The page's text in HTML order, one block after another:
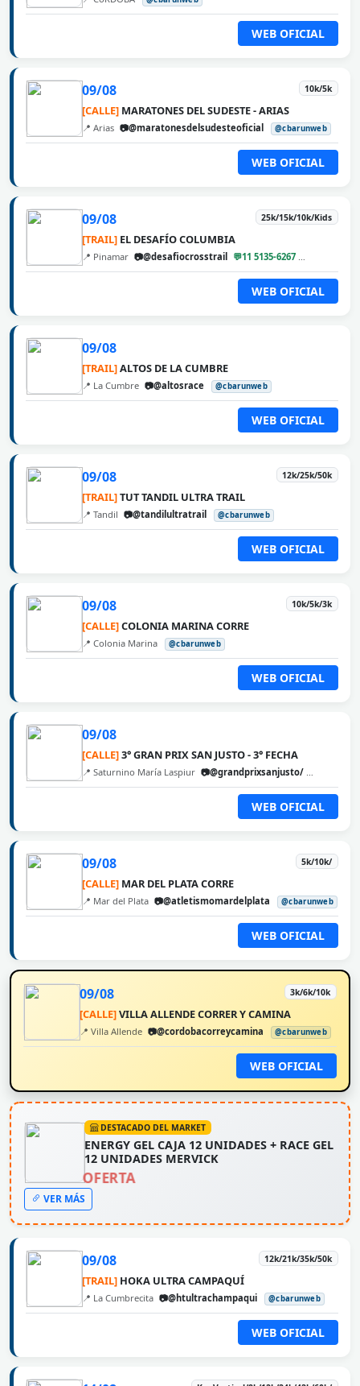
WEB OFICIAL
09/08 10k/5k
[CALLE] MARATONES DEL SUDESTE - ARIAS
📍 Arias 📷@maratonesdelsudesteoficial @cbarunweb
WEB OFICIAL
09/08 25k/15k/10k/Kids
[TRAIL] EL DESAFÍO COLUMBIA
📍 Pinamar 📷@desafiocrosstrail 💬11 5135-6267
WEB OFICIAL
09/08
[TRAIL]ALTOS DE LA CUMBRE
📍 La Cumbre 📷@altosrace @cbarunweb
WEB OFICIAL
09/08 12k/25k/50k
[TRAIL]TUT TANDIL ULTRA TRAIL
📍 Tandil 📷@tandilultratrail @cbarunweb
WEB OFICIAL
09/08 10k/5k/3k
[CALLE]COLONIA MARINA CORRE
📍 Colonia Marina @cbarunweb
WEB OFICIAL
09/08
[CALLE]3° GRAN PRIX SAN JUSTO - 3° FECHA
📍 Saturnino María Laspiur 📷@grandprixsanjusto/
WEB OFICIAL
09/08 5k/10k/
[CALLE] MAR DEL PLATA CORRE
📍 Mar del Plata 📷@atletismomardelplata @cbarunweb
WEB OFICIAL
09/08 3k/6k/10k
[CALLE]VILLA ALLENDE CORRER Y CAMINA
📍 Villa Allende 📷@cordobacorreycamina @cbarunweb
WEB OFICIAL
DESTACADO DEL MARKET
ENERGY GEL CAJA 12 UNIDADES + RACE GEL
12 UNIDADES MERVICK
OFERTA
VER MÁS
09/08 12k/21k/35k/50k
[TRAIL] HOKA ULTRA CAMPAQUÍ
📍 La Cumbrecita 📷@htultrachampaqui @cbarunweb
WEB OFICIAL